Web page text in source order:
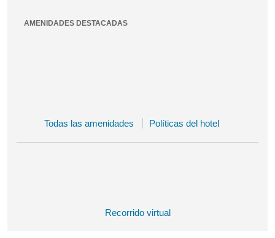
AMENIDADES DESTACADAS
Todas las amenidades Políticas del hotel
Recorrido virtual